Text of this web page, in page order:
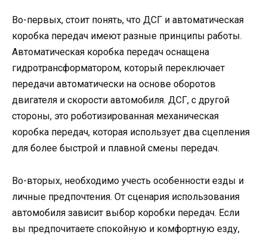
Во-первых, стоит понять, что ДСГ и автоматическая
коробка передач имеют разные принципы работы.
Автоматическая коробка передач оснащена
гидротрансформатором, который переключает
передачи автоматически на основе оборотов
двигателя и скорости автомобиля. ДСГ, с другой
стороны, это роботизированная механическая
коробка передач, которая использует два сцепления
для более быстрой и плавной смены передач.
Во-вторых, необходимо учесть особенности езды и
личные предпочтения. От сценария использования
автомобиля зависит выбор коробки передач. Если
вы предпочитаете спокойную и комфортную езду,